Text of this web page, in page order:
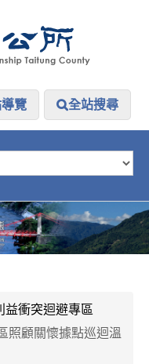
覽 全站搜尋
益衝突迴避專區
照顧關懷據點巡迴溫